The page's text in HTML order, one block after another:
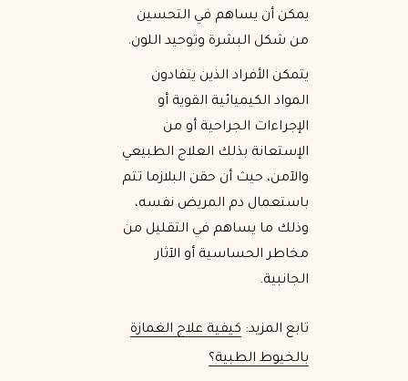
يمكن أن يساهم في التحسين
من شكل البشرة وتوحيد اللون.
يتمكن الأفراد الذين يتفادون
المواد الكيميائية القوية أو
الإجراءات الجراحية أو من
الإستعانة بذلك العلاج الطبيعي
والآمن، حيث أن حقن البلازما تتم
باستعمال دم المريض نفسه،
وذلك ما يساهم في التقليل من
مخاطر الحساسية أو الآثار
الجانبية.
تابع المزيد: كيفية علاج الغمازة
بالخيوط الطبية؟